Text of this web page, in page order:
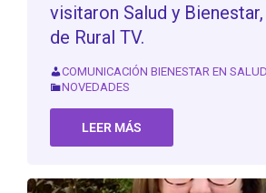
visitaron Salud y
de Rural TV.
COMUNICACIÓN BIENESTAR EN SALUD
NOVEDADES
LEER MÁS